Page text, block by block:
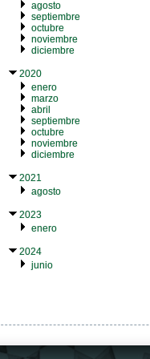
agosto
septiembre
octubre
noviembre
diciembre
2020
enero
marzo
abril
septiembre
octubre
noviembre
diciembre
2021
agosto
2023
enero
2024
junio